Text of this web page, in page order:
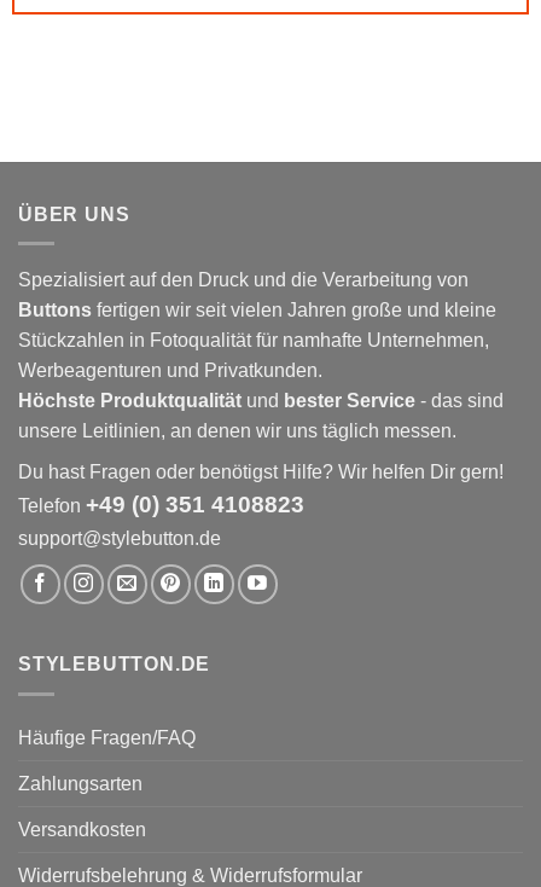
ÜBER UNS
Spezialisiert auf den Druck und die Verarbeitung von
Buttons fertigen wir seit vielen Jahren große und kleine
Stückzahlen in Fotoqualität für namhafte Unternehmen,
Werbeagenturen und Privatkunden.
Höchste Produktqualität und bester Service - das sind
unsere Leitlinien, an denen wir uns täglich messen.
Du hast Fragen oder benötigst Hilfe? Wir helfen Dir gern!
Telefon +49 (0) 351 4108823
support@stylebutton.de
STYLEBUTTON.DE
Häufige Fragen/FAQ
Zahlungsarten
Versandkosten
Widerrufsbelehrung & Widerrufsformular